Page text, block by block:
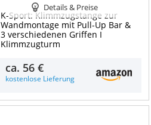
Details & Preise
K-Sport: Klimmzugstange zur
Wandmontage mit Pull-Up Bar &
3 verschiedenen Griffen I
Klimmzugturm
ca. 56 €
kostenlose Lieferung